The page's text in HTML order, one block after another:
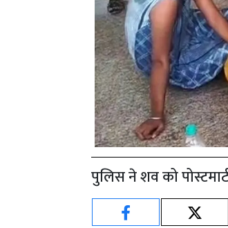
पुलिस ने शव को